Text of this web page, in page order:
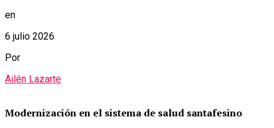
en
6 julio 2026
Por
Ailén Lazarte
Modernización en el sistema de salud santafesino